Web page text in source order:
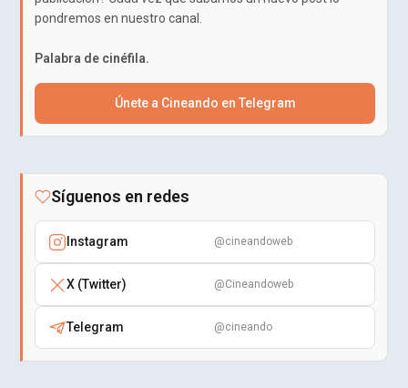
pondremos en nuestro canal.
Palabra de cinéfila.
Únete a Cineando en Telegram
Síguenos en redes
Instagram @cineandoweb
X (Twitter) @Cineandoweb
Telegram @cineando